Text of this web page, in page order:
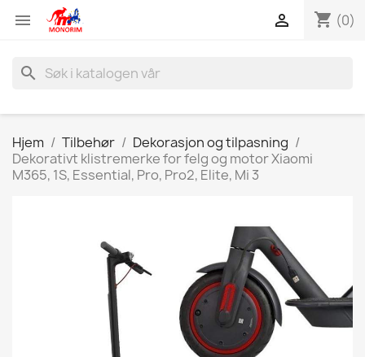
 shopping_cart (0)

search
Hjem Tilbehør
Dekorasjon og tilpasning
Dekorativt klistremerke for felg og motor Xiaomi
M365, 1S, Essential, Pro, Pro2, Elite, Mi 3